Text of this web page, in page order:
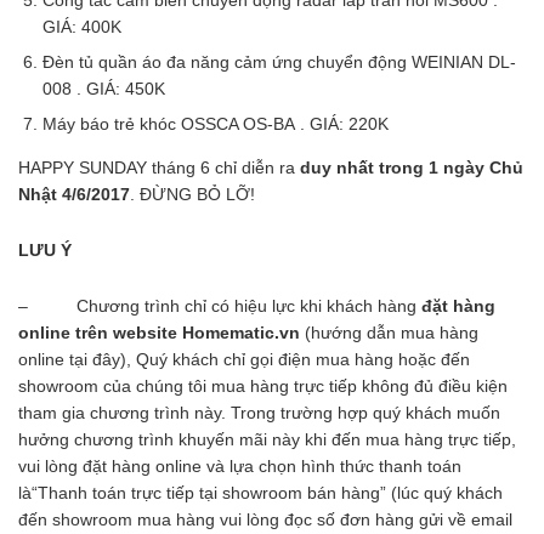
GIÁ: 400K
Đèn tủ quần áo đa năng cảm ứng chuyển động WEINIAN DL-
008 . GIÁ: 450K
Máy báo trẻ khóc OSSCA OS-BA . GIÁ: 220K
HAPPY SUNDAY tháng 6 chỉ diễn ra duy nhất trong 1 ngày Chủ
Nhật 4/6/2017. ĐỪNG BỎ LỠ!
LƯU Ý
– Chương trình chỉ có hiệu lực khi khách hàng đặt hàng
online trên website Homematic.vn (hướng dẫn mua hàng
online tại đây), Quý khách chỉ gọi điện mua hàng hoặc đến
showroom của chúng tôi mua hàng trực tiếp không đủ điều kiện
tham gia chương trình này. Trong trường hợp quý khách muốn
hưởng chương trình khuyến mãi này khi đến mua hàng trực tiếp,
vui lòng đặt hàng online và lựa chọn hình thức thanh toán
là“Thanh toán trực tiếp tại showroom bán hàng” (lúc quý khách
đến showroom mua hàng vui lòng đọc số đơn hàng gửi về email